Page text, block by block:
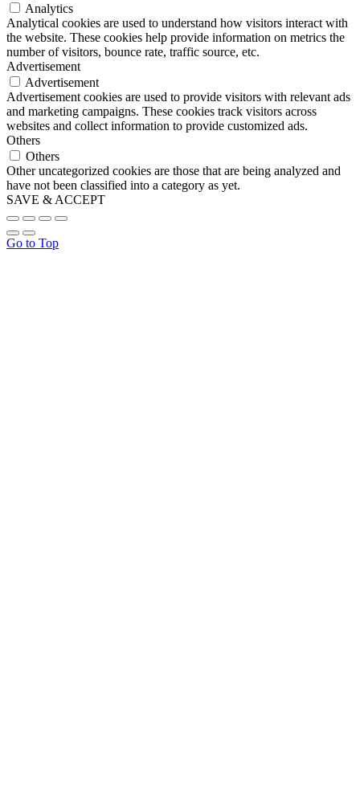
Analytics
Analytical cookies are used to understand how visitors interact with
the website. These cookies help provide information on metrics the
number of visitors, bounce rate, traffic source, etc.
Advertisement
Advertisement
Advertisement cookies are used to provide visitors with relevant ads
and marketing campaigns. These cookies track visitors across
websites and collect information to provide customized ads.
Others
Others
Other uncategorized cookies are those that are being analyzed and
have not been classified into a category as yet.
SAVE & ACCEPT
Go to Top